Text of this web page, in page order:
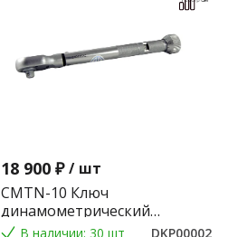
18 900 ₽ / шт
CMTN-10 Ключ
динамометрический
предельного типа 2-10 Nm.
В наличии: 30 шт
DKP00002